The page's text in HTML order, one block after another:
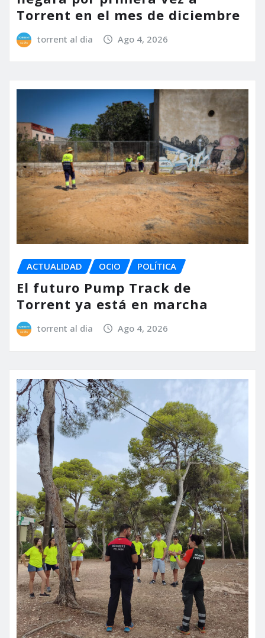
Torrent en el mes de diciembre
torrent al dia Ago 4, 2026
ACTUALIDAD OCIO POLÍTICA
El futuro Pump Track de
Torrent ya está en marcha
torrent al dia Ago 4, 2026